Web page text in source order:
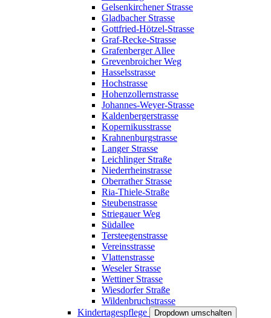
Gelsenkirchener Strasse
Gladbacher Strasse
Gottfried-Hötzel-Strasse
Graf-Recke-Strasse
Grafenberger Allee
Grevenbroicher Weg
Hasselsstrasse
Hochstrasse
Hohenzollernstrasse
Johannes-Weyer-Strasse
Kaldenbergerstrasse
Kopernikusstrasse
Krahnenburgstrasse
Langer Strasse
Leichlinger Straße
Niederrheinstrasse
Oberrather Strasse
Ria-Thiele-Straße
Steubenstrasse
Striegauer Weg
Südallee
Tersteegenstrasse
Vereinsstrasse
Vlattenstrasse
Weseler Strasse
Wettiner Strasse
Wiesdorfer Straße
Wildenbruchstrasse
Kindertagespflege
Dropdown umschalten